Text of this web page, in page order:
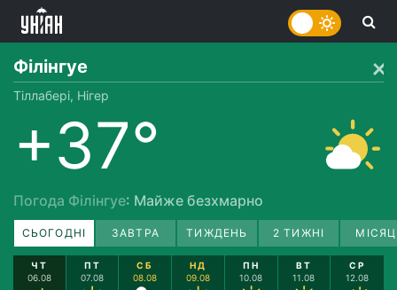
Філінгуе
Тіллабері, Нігер
+37°
Погода Філінгуе: Майже безхмарно
СЬОГОДНІ ЗАВТРА ТИЖДЕНЬ 2 ТИЖНІ
ЧТ
06.08
ПТ
07.08
СБ
08.08
НД
09.08
ПН
10.08
ВТ
11.08
СР
12.08